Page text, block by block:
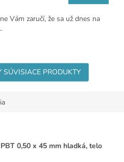
Vám zaručí, že sa už dnes na
SÚVISIACE PRODUKTY
0,50 x 45 mm hladká, telo